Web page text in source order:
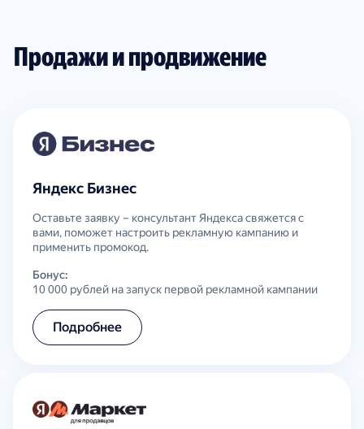
Продажи и продвижение
Яндекс Бизнес
Оставьте заявку – консультант Яндекса свяжется с
вами, поможет настроить рекламную кампанию и
применить промокод.
Бонус:
10 000 рублей на запуск первой рекламной кампании
Подробнее